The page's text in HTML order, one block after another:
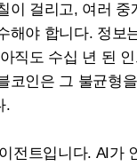
이 걸리고, 여러 중
해야 합니다. 정보
직도 수십 년 된
코인은 그 불균형
.
전트입니다. AI가